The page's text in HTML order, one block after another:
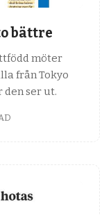
bättre
möter
från Tokyo
ser ut.